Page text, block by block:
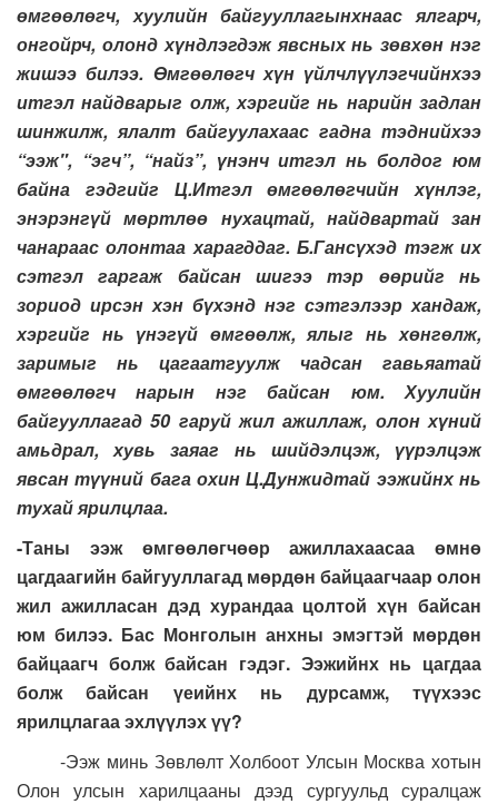
өмгөөлөгч, хуулийн байгууллагынхнаас ялгарч,
онгойрч, олонд хүндлэгдэж явсных нь зөвхөн нэг
жишээ билээ. Өмгөөлөгч хүн үйлчлүүлэгчийнхээ
итгэл найдварыг олж, хэргийг нь нарийн задлан
шинжилж, ялалт байгуулахаас гадна тэднийхээ
“ээж", “эгч”, “найз”, үнэнч итгэл нь болдог юм
байна гэдгийг Ц.Итгэл өмгөөлөгчийн хүнлэг,
энэрэнгүй мөртлөө нухацтай, найдвартай зан
чанараас олонтаа харагддаг. Б.Гансүхэд тэгж их
сэтгэл гаргаж байсан шигээ тэр өөрийг нь
зориод ирсэн хэн бүхэнд нэг сэтгэлээр хандаж,
хэргийг нь үнэгүй өмгөөлж, ялыг нь хөнгөлж,
заримыг нь цагаатгуулж чадсан гавьяатай
өмгөөлөгч нарын нэг байсан юм. Хуулийн
байгууллагад 50 гаруй жил ажиллаж, олон хүний
амьдрал, хувь заяаг нь шийдэлцэж, үүрэлцэж
явсан түүний бага охин Ц.Дунжидтай ээжийнх нь
тухай ярилцлаа.
-Таны ээж өмгөөлөгчөөр ажиллахаасаа өмнө
цагдаагийн байгууллагад мөрдөн байцаагчаар олон
жил ажилласан дэд хурандаа цолтой хүн байсан
юм билээ. Бас Монголын анхны эмэгтэй мөрдөн
байцаагч болж байсан гэдэг. Ээжийнх нь цагдаа
болж байсан үеийнх нь дурсамж, түүхээс
ярилцлагаа эхлүүлэх үү?
-Ээж минь Зөвлөлт Холбоот Улсын Москва хотын
Олон улсын харилцааны дээд сургуульд суралцаж